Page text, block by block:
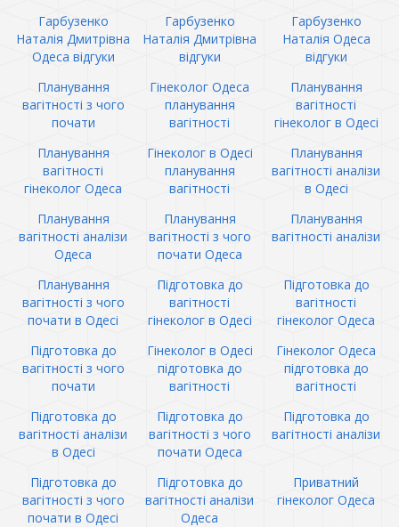
Гарбузенко
Наталія Дмитрівна
Одеса відгуки
Гарбузенко
Наталія Дмитрівна
відгуки
Гарбузенко
Наталія Одеса
відгуки
Планування
вагітності з чого
почати
Гінеколог Одеса
планування
вагітності
Планування
вагітності
гінеколог в Одесі
Планування
вагітності
гінеколог Одеса
Гінеколог в Одесі
планування
вагітності
Планування
вагітності аналізи
в Одесі
Планування
вагітності аналізи
Одеса
Планування
вагітності з чого
почати Одеса
Планування
вагітності аналізи
Планування
вагітності з чого
почати в Одесі
Підготовка до
вагітності
гінеколог в Одесі
Підготовка до
вагітності
гінеколог Одеса
Підготовка до
вагітності з чого
почати
Гінеколог в Одесі
підготовка до
вагітності
Гінеколог Одеса
підготовка до
вагітності
Підготовка до
вагітності аналізи
в Одесі
Підготовка до
вагітності з чого
почати Одеса
Підготовка до
вагітності аналізи
Підготовка до
вагітності з чого
почати в Одесі
Підготовка до
вагітності аналізи
Одеса
Приватний
гінеколог Одеса